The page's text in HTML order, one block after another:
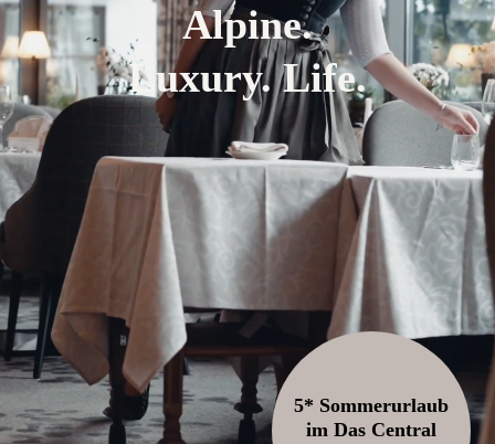
5* Sommerurlaub
im Das Central
Alpine.
Luxury. Life.